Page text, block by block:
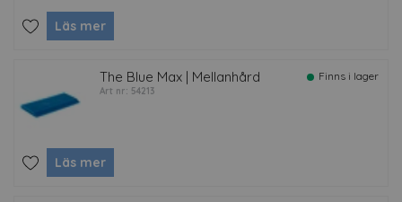
Läs mer
The Blue Max | Mellanhård
Art nr: 54213
Finns i lager
Läs mer